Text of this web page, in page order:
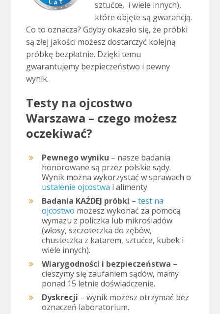
sztućce, i wiele innych),
które objęte są gwarancją.
Co to oznacza? Gdyby okazało się, że próbki
są złej jakości możesz dostarczyć kolejną
próbkę bezpłatnie. Dzięki temu
gwarantujemy bezpieczeństwo i pewny
wynik.
Testy na ojcostwo
Warszawa – czego możesz
oczekiwać?
Pewnego wyniku – nasze badania
honorowane są przez polskie sądy.
Wynik można wykorzystać w sprawach o
ustalenie ojcostwa i alimenty
Badania KAŻDEJ próbki – test na
ojcostwo możesz wykonać za pomocą
wymazu z policzka lub mikrośladów
(włosy, szczoteczka do zębów,
chusteczka z katarem, sztućce, kubek i
wiele innych).
Wiarygodności i bezpieczeństwa –
cieszymy się zaufaniem sądów, mamy
ponad 15 letnie doświadczenie.
Dyskrecji – wynik możesz otrzymać bez
oznaczeń laboratorium.